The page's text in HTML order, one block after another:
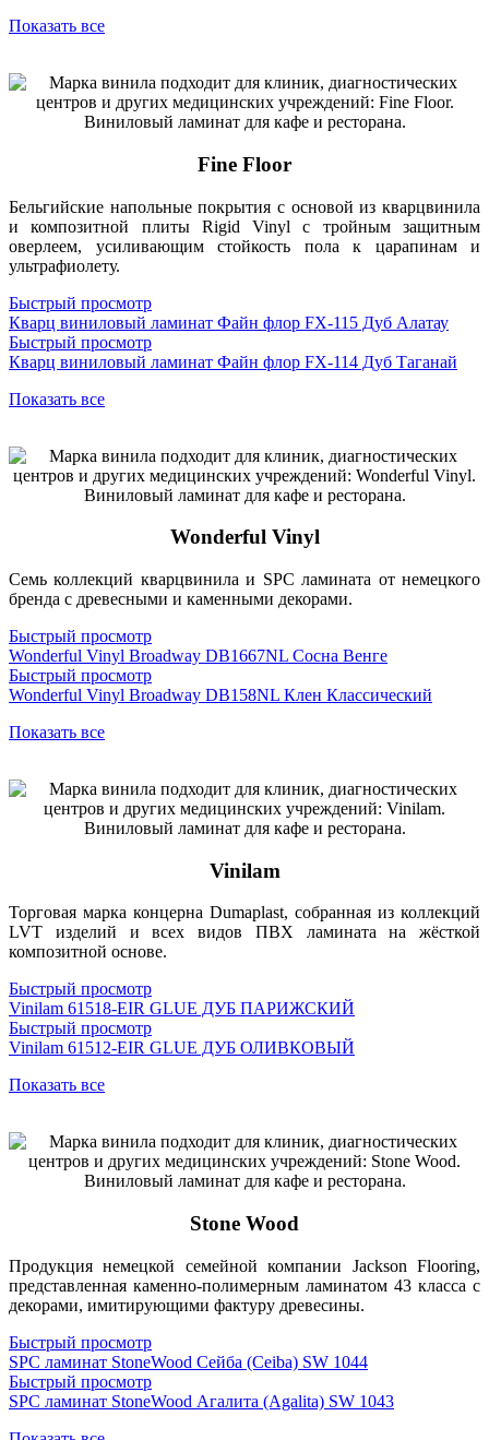
Показать все
Fine Floor
Бельгийские напольные покрытия с основой из кварцвинила
и композитной плиты Rigid Vinyl с тройным защитным
оверлеем, усиливающим стойкость пола к царапинам и
ультрафиолету.
Быстрый просмотр
Кварц виниловый ламинат Файн флор FX-115 Дуб Алатау
Быстрый просмотр
Кварц виниловый ламинат Файн флор FX-114 Дуб Таганай
Показать все
Wonderful Vinyl
Семь коллекций кварцвинила и SPC ламината от немецкого
бренда с древесными и каменными декорами.
Быстрый просмотр
Wonderful Vinyl Broadway DB1667NL Сосна Венге
Быстрый просмотр
Wonderful Vinyl Broadway DB158NL Клен Классический
Показать все
Vinilam
Торговая марка концерна Dumaplast, собранная из коллекций
LVT изделий и всех видов ПВХ ламината на жёсткой
композитной основе.
Быстрый просмотр
Vinilam 61518-EIR GLUE ДУБ ПАРИЖСКИЙ
Быстрый просмотр
Vinilam 61512-EIR GLUE ДУБ ОЛИВКОВЫЙ
Показать все
Stone Wood
Продукция немецкой семейной компании Jackson Flooring,
представленная каменно-полимерным ламинатом 43 класса с
декорами, имитирующими фактуру древесины.
Быстрый просмотр
SPC ламинат StoneWood Сейба (Ceiba) SW 1044
Быстрый просмотр
SPC ламинат StoneWood Агалита (Agalita) SW 1043